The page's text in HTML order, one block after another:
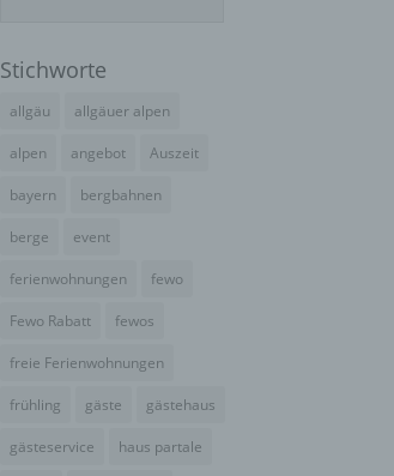
Stichworte
allgäu allgäuer alpen
alpen angebot Auszeit
bayern bergbahnen
berge event
ferienwohnungen fewo
Fewo Rabatt fewos
freie Ferienwohnungen
frühling gäste gästehaus
gästeservice haus partale